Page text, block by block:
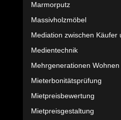
Marmorputz
Massivholzmöbel
Mediation zwischen Käufer
Medientechnik
Mehrgenerationen Wohnen
Mieterbonitätsprüfung
Mietpreisbewertung
Mietpreisgestaltung